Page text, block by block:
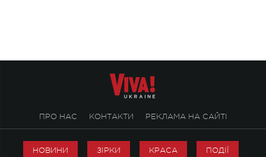
ПРО НАС КОНТАКТИ РЕКЛАМА НА САЙТІ
НОВИНИ ЗІРКИ КРАСА ПОДІЇ